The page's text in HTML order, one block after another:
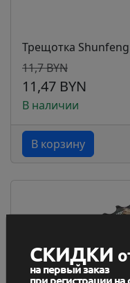
Трещотка
11,7 BYN
11,47 BYN
В наличии
В корзину
СКИДКИ
на первый заказ
при регистрации на